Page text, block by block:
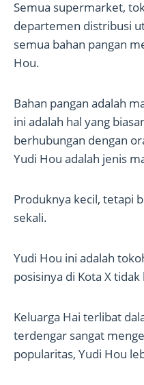
Semua supermarket,
departemen distribusi
semua bahan pangan
Hou.
Bahan pangan adalah
ini adalah hal yang
berhubungan dengan
Yudi Hou adalah jenis
Produknya kecil, tetapi
sekali.
Yudi Hou ini adalah
posisinya di Kota X
Keluarga Hai terlibat
terdengar sangat
popularitas, Yudi Hou